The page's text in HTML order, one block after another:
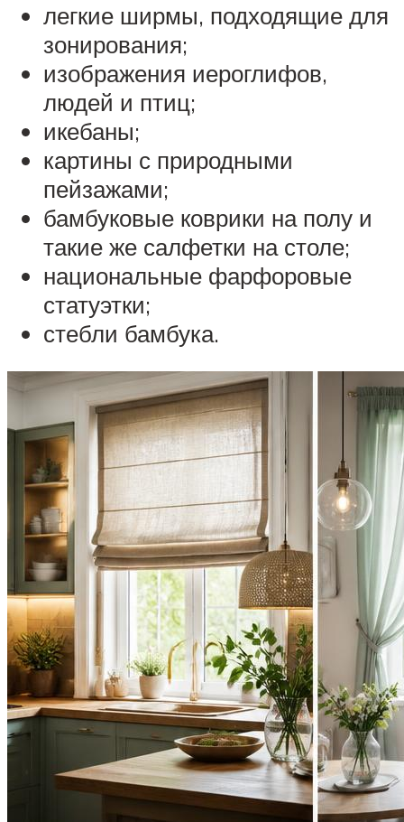
легкие ширмы, подходящие для
зонирования;
изображения иероглифов,
людей и птиц;
икебаны;
картины с природными
пейзажами;
бамбуковые коврики на полу и
такие же салфетки на столе;
национальные фарфоровые
статуэтки;
стебли бамбука.